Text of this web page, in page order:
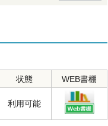
状態 WEB書棚
利用可能